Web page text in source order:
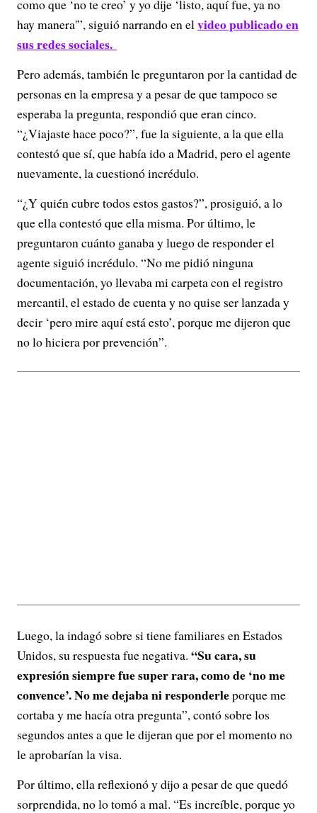
como que ‘no te creo’ y yo dije ‘listo, aquí fue, ya no
hay manera'”, siguió narrando en elvideo publicado en
sus redes sociales.
Pero además, también le preguntaron por la cantidad de
personas en la empresa y a pesar de que tampoco se
esperaba la pregunta, respondió que eran cinco.
“¿Viajaste hace poco?”, fue la siguiente, a la que ella
contestó que sí, que había ido a Madrid, pero el agente
nuevamente, la cuestionó incrédulo.
“¿Y quién cubre todos estos gastos?”, prosiguió, a lo
que ella contestó que ella misma. Por último, le
preguntaron cuánto ganaba y luego de responder el
agente siguió incrédulo. “No me pidió ninguna
documentación, yo llevaba mi carpeta con el registro
mercantil, el estado de cuenta y no quise ser lanzada y
decir ‘pero mire aquí está esto’, porque me dijeron que
no lo hiciera por prevención”.
Luego, la indagó sobre si tiene familiares en Estados
Unidos, su respuesta fue negativa. “Su cara, su
expresión siempre fue super rara, como de ‘no me
convence’. No me dejaba ni responderleporque me
cortaba y me hacía otra pregunta”, contó sobre los
segundos antes a que le dijeran que por el momento no
le aprobarían la visa.
Por último, ella reflexionó y dijo a pesar de que quedó
sorprendida, no lo tomó a mal. “Es increíble, porque yo